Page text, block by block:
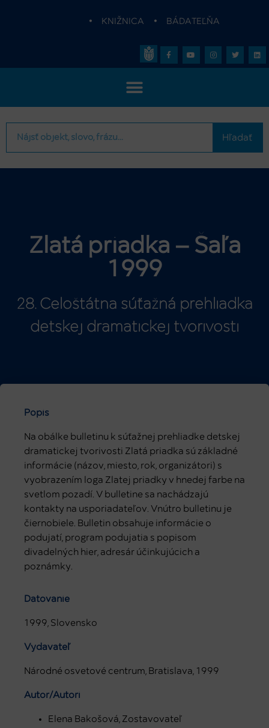
• KNIŽNICA • BÁDATEĽŇA
Hľadať
Zlatá priadka – Šaľa
1999
28. Celoštátna súťažná prehliadka
detskej dramatickej tvorivosti
Popis
Na obálke bulletinu k súťažnej prehliadke detskej
dramatickej tvorivosti Zlatá priadka sú základné
informácie (názov, miesto, rok, organizátori) s
vyobrazením loga Zlatej priadky v hnedej farbe na
svetlom pozadí. V bulletine sa nachádzajú
kontakty na usporiadateľov. Vnútro bulletinu je
čiernobiele. Bulletin obsahuje informácie o
podujatí, program podujatia s popisom
divadelných hier, adresár účinkujúcich a
poznámky.
Datovanie
1999, Slovensko
Vydavateľ
Národné osvetové centrum, Bratislava, 1999
Autor/Autori
Elena Bakošová, Zostavovateľ